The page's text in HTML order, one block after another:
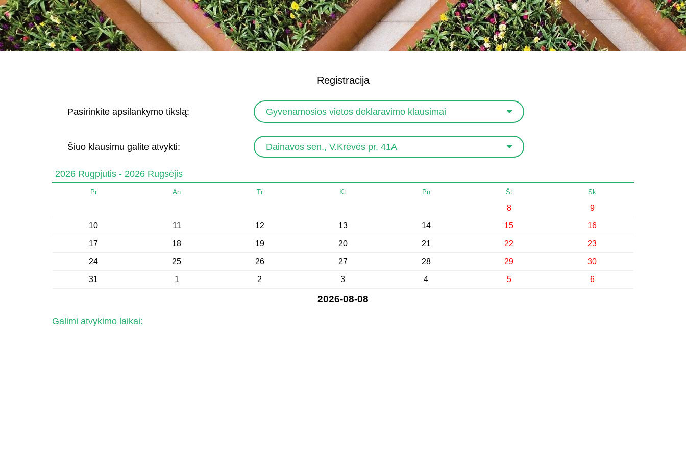
Registracija
Pasirinkite apsilankymo tikslą: Gyvenamosios vietos deklaravimo klausimai
Šiuo klausimu galite atvykti: Dainavos sen., V.Krėvės pr. 41A
2026 Rugpjūtis - 2026 Rugsėjis
Pr An Tr Kt Pn Št Sk
8 9
10 11 12 13 14 15 16
17 18 19 20 21 22 23
24 25 26 27 28 29 30
31 1 2 3 4 5 6
2026-08-08
Galimi atvykimo laikai: